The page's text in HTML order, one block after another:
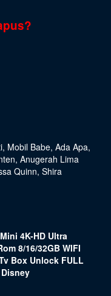
, Mobil Babe, Ada Apa,
, Anugerah Lima
Quinn, Shira
4K-HD Ultra
8/16/32GB WIFI
Box Unlock FULL